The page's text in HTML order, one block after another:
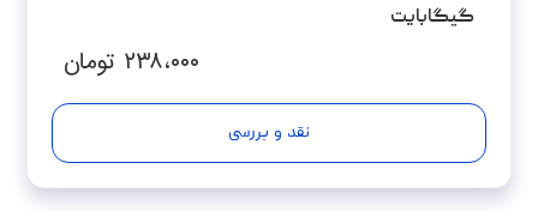
گیگابایت
۲۳۸،۰۰۰ تومان
نقد و بررسی